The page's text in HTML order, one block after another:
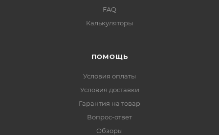
FAQ
Калькуляторы
ПОМОЩЬ
Условия оплаты
Условия доставки
Гарантия на товар
Вопрос-ответ
Обзоры